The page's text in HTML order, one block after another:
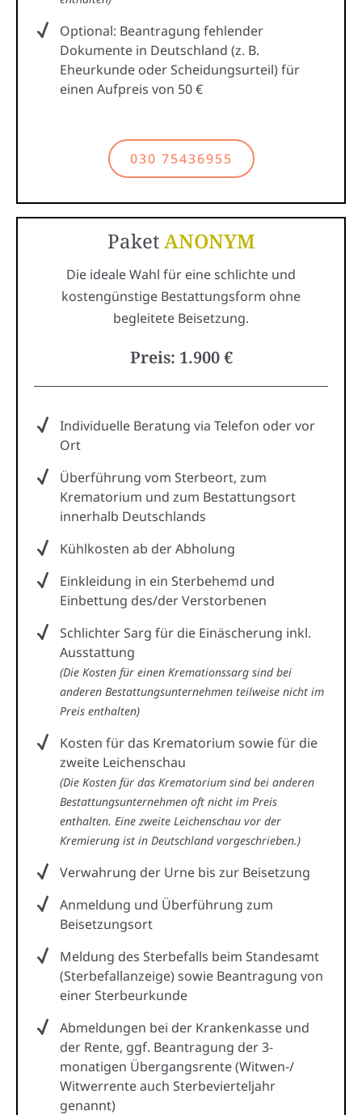
Optional: Beantragung fehlender
Dokumente in Deutschland (z. B.
Eheurkunde oder Scheidungsurteil) für
einen Aufpreis von 50 €
030 75436955
PaketANONYM
Die ideale Wahl für eine schlichte und
kostengünstige Bestattungsform ohne
begleitete Beisetzung.
Preis: 1.900 €
Individuelle Beratung via Telefon oder vor
Ort
Überführung vom Sterbeort, zum
Krematorium und zum Bestattungsort
innerhalb Deutschlands
Kühlkosten ab der Abholung
Einkleidung in ein Sterbehemd und
Einbettung des/der Verstorbenen
Schlichter Sarg für die Einäscherung inkl.
Ausstattung
(Die Kosten für einen Kremationssarg sind bei
anderen Bestattungsunternehmen teilweise nicht im
Preis enthalten)
Kosten für das Krematorium sowie für die
zweite Leichenschau
(Die Kosten für das Krematorium sind bei anderen
Bestattungsunternehmen oft nicht im Preis
enthalten. Eine zweite Leichenschau vor der
Kremierung ist in Deutschland vorgeschrieben.)
Verwahrung der Urne bis zur Beisetzung
Anmeldung und Überführung zum
Beisetzungsort
Meldung des Sterbefalls beim Standesamt
(Sterbefallanzeige) sowie Beantragung von
einer Sterbeurkunde
Abmeldungen bei der Krankenkasse und
der Rente, ggf. Beantragung der 3-
monatigen Übergangsrente (Witwen-/
Witwerrente auch Sterbevierteljahr
genannt)